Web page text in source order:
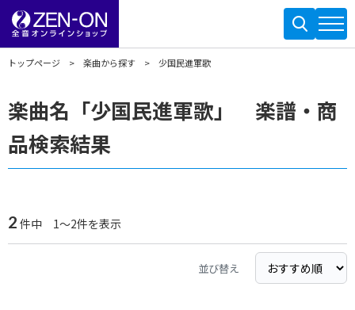
トップページ 楽曲から探す 少国民進軍歌
楽曲名「少国民進軍歌」 楽譜・商
品検索結果
2 件中 1～2件を表示
並び替え